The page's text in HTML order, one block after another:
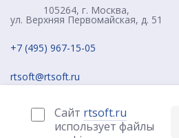
105264, г. Москва,
ул. Верхняя Первомайская, д. 51
+7 (495) 967-15-05
rtsoft@rtsoft.ru
Сайт rtsoft.ru
использует файлы